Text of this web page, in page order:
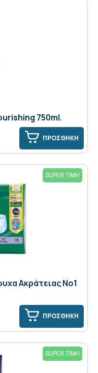
750ml.
ΠΡΟΣΘΗΚΗ
SUPER ΤΙΜΗ
Ακράτειας Νο1
ΠΡΟΣΘΗΚΗ
SUPER ΤΙΜΗ